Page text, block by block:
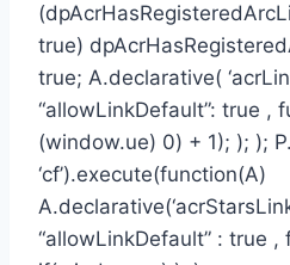
true)
true; A.declarative(
“allowLinkDefault”: true ,
(window.ue) 0) + 1); ); );
‘cf’).execute(function(A)
“allowLinkDefault” : true